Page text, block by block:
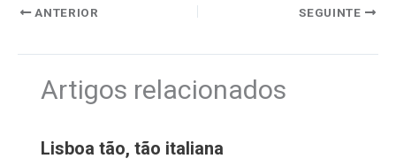
ANTERIOR SEGUINTE
Artigos relacionados
Lisboa tão, tão italiana